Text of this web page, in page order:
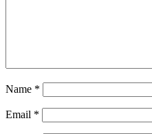
Name *
Email *